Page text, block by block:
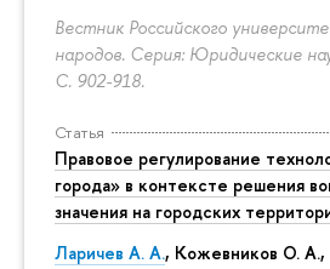
Вестник Российского
народов. Серия: Юридические
С. 902-918.
Статья
Правовое регулирование
города» в контексте решения
значения на городских
Ларичев А. А., Кожевников О.